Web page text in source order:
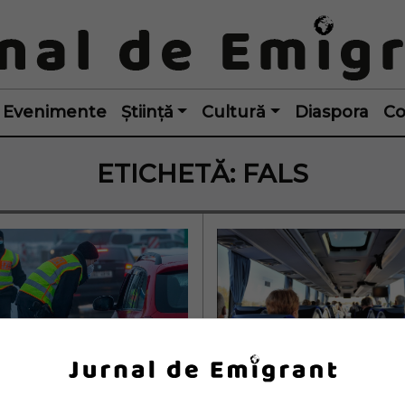
Evenimente Știință Cultură Diaspora
ETICHETĂ: FALS